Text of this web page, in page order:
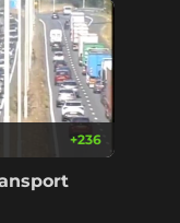
+236